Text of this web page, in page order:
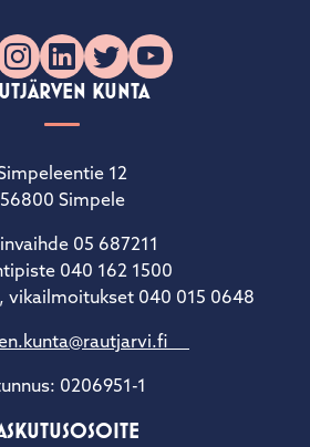
Instagram
LinkedIn
X YouTube
KUNTA
12
56800 Simpele
05 687211
040 162 1500
vikailmoitukset 040 015 0648
0206951-1